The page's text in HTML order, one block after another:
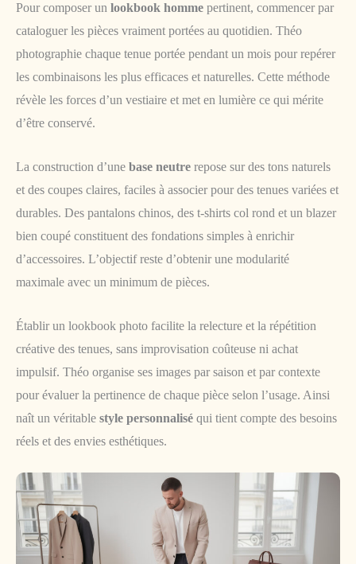
Pour composer un lookbook homme pertinent, commencer par
cataloguer les pièces vraiment portées au quotidien. Théo
photographie chaque tenue portée pendant un mois pour repérer
les combinaisons les plus efficaces et naturelles. Cette méthode
révèle les forces d’un vestiaire et met en lumière ce qui mérite
d’être conservé.
La construction d’une base neutre repose sur des tons naturels
et des coupes claires, faciles à associer pour des tenues variées et
durables. Des pantalons chinos, des t-shirts col rond et un blazer
bien coupé constituent des fondations simples à enrichir
d’accessoires. L’objectif reste d’obtenir une modularité
maximale avec un minimum de pièces.
Établir un lookbook photo facilite la relecture et la répétition
créative des tenues, sans improvisation coûteuse ni achat
impulsif. Théo organise ses images par saison et par contexte
pour évaluer la pertinence de chaque pièce selon l’usage. Ainsi
naît un véritable style personnalisé qui tient compte des besoins
réels et des envies esthétiques.